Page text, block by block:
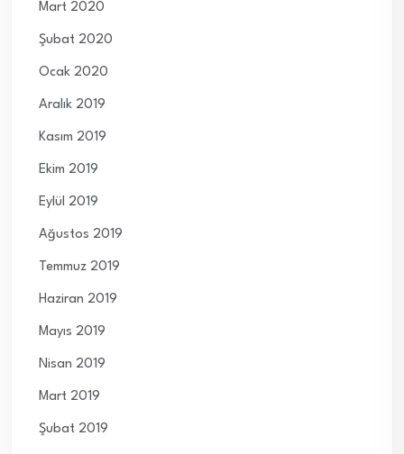
Mart 2020
Şubat 2020
Ocak 2020
Aralık 2019
Kasım 2019
Ekim 2019
Eylül 2019
Ağustos 2019
Temmuz 2019
Haziran 2019
Mayıs 2019
Nisan 2019
Mart 2019
Şubat 2019